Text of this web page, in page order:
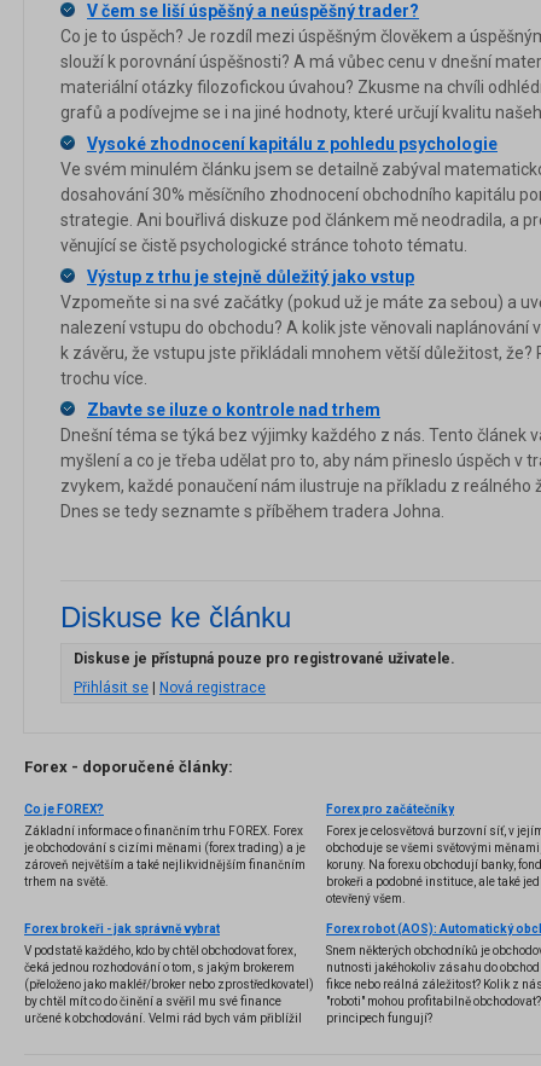
V čem se liší úspěšný a neúspěšný trader?
Co je to úspěch? Je rozdíl mezi úspěšným člověkem a
slouží k porovnání úspěšnosti? A má vůbec cenu v dnešní
materiální otázky filozofickou úvahou? Zkusme na chvíli
grafů a podívejme se i na jiné hodnoty, které určují kvalitu
Vysoké zhodnocení kapitálu z pohledu psychologie
Ve svém minulém článku jsem se detailně zabýval
dosahování 30% měsíčního zhodnocení obchodního kapitálu
strategie. Ani bouřlivá diskuze pod článkem mě neodradila, a
věnující se čistě psychologické stránce tohoto tématu.
Výstup z trhu je stejně důležitý jako vstup
Vzpomeňte si na své začátky (pokud už je máte za sebou) a
nalezení vstupu do obchodu? A kolik jste věnovali naplánování
k závěru, že vstupu jste přikládali mnohem větší důležitost,
trochu více.
Zbavte se iluze o kontrole nad trhem
Dnešní téma se týká bez výjimky každého z nás. Tento článek
myšlení a co je třeba udělat pro to, aby nám přineslo úspěch v
zvykem, každé ponaučení nám ilustruje na příkladu z reálného
Dnes se tedy seznamte s příběhem tradera Johna.
Diskuse ke článku
Diskuse je přístupná pouze pro registrované uživatele.
Přihlásit se
Nová registrace
Forex - doporučené články:
Co je FOREX?
Základní informace o finančním trhu FOREX. Forex
je obchodování s cizími měnami (forex trading) a je
zároveň největším a také nejlikvidnějším finančním
trhem na světě.
Forex pro začátečníky
Forex je celosvětová burzovní síť, v
obchoduje se všemi světovými
koruny. Na forexu obchodují banky,
brokeři a podobné instituce, ale také
otevřený všem.
Forex brokeři - jak správně vybrat
V podstatě každého, kdo by chtěl obchodovat forex,
čeká jednou rozhodování o tom, s jakým brokerem
(přeloženo jako makléř/broker nebo zprostředkovatel)
by chtěl mít co do činění a svěřil mu své finance
určené k obchodování. Velmi rád bych vám přiblížil
Snem některých obchodníků je
nutnosti jakéhokoliv zásahu do
fikce nebo reálná záležitost? Kolik z
"roboti" mohou profitabilně
principech fungují?